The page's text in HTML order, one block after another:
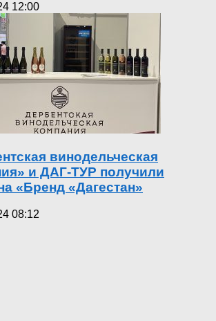
12:00
винодельческая
и ДАГ-ТУР получили
«Бренд «Дагестан»
08:12